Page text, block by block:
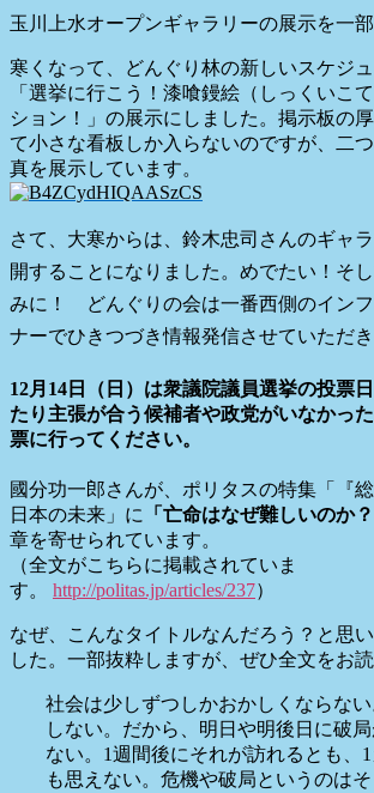
玉川上水オープンギャラリーの展示を一部
寒くなって、どんぐり林の新しいスケジュ
「選挙に行こう！漆喰鏝絵（しっくいこ
ション！」の展示にしました。掲示板の
て小さな看板しか入らないのですが、二
真を展示しています。
さて、大寒からは、鈴木忠司さんのギャ
開することになりました。めでたい！そ
みに！ どんぐりの会は一番西側のイン
ナーでひきつづき情報発信させていただき
12月14日（日）は衆議院議員選挙の投票
たり主張が合う候補者や政党がいなかっ
票に行ってください。
國分功一郎さんが、ポリタスの特集「『
日本の未来」に
「亡命はなぜ難しいのか？
章を寄せられています。
（全文がこちらに掲載されていま
す。 http://politas.jp/articles/237）
なぜ、こんなタイトルなんだろう？と思
した。一部抜粋しますが、ぜひ全文をお読
社会は少しずつしかおかしくならな
しない。だから、明日や明後日に破
ない。1週間後にそれが訪れるとも、
も思えない。危機や破局というのは